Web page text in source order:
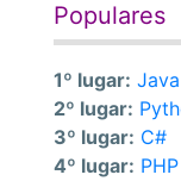
Populares
1º lugar: Java
2º lugar:
3º lugar: C#
4º lugar: PHP